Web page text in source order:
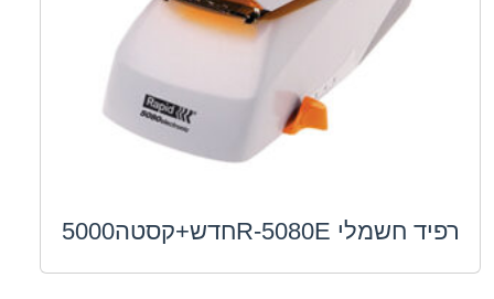
רפיד חשמלי R-5080Eחדש+קסטה5000